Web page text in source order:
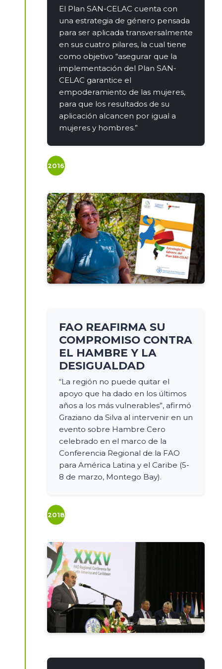
El Plan SAN-CELAC cuenta con
una estrategia de género pensada
para ser aplicada transversalmente
en sus cuatro pilares, la cual tiene
como objetivo “asegurar que la
implementación del Plan SAN-
CELAC garantice el
empoderamiento de las mujeres,
para que los resultados de su
aplicación alcancen por igual a
mujeres y hombres.”
2016
FAO REAFIRMA SU
COMPROMISO CONTRA
EL HAMBRE Y LA
DESIGUALDAD
“La región no puede quitar el
apoyo que ha dado en los últimos
años a los más vulnerables”, afirmó
Graziano da Silva al intervenir en un
evento sobre Hambre Cero
celebrado en el marco de la
Conferencia Regional de la FAO
para América Latina y el Caribe (5-
8 de marzo, Montego Bay).
2018